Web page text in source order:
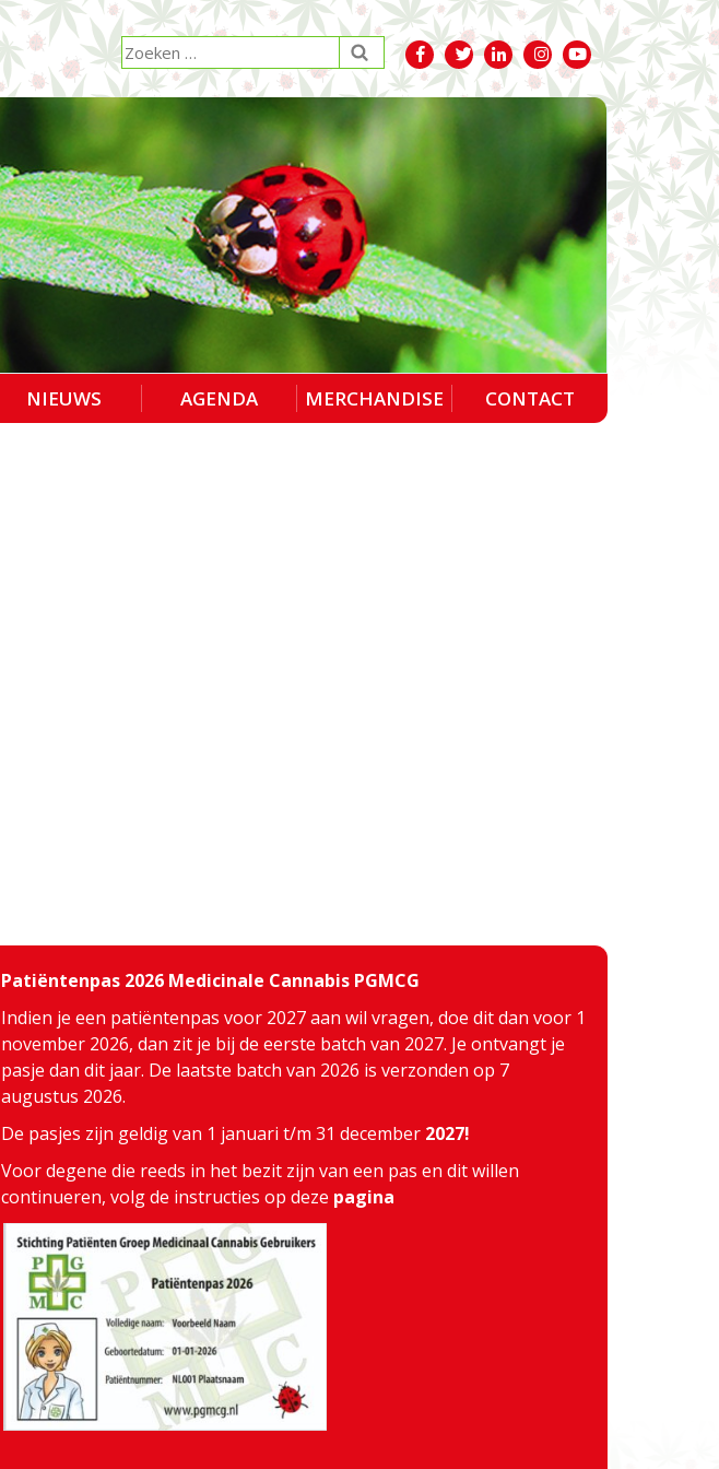
NIEUWS AGENDA MERCHANDISE CONTACT
Patiëntenpas 2026 Medicinale Cannabis PGMCG
Indien je een patiëntenpas voor 2027 aan wil vragen, doe dit dan voor 1
november 2026, dan zit je bij de eerste batch van 2027. Je ontvangt je
pasje dan dit jaar. De laatste batch van 2026 is verzonden op 7
augustus 2026.
De pasjes zijn geldig van 1 januari t/m 31 december 2027!
Voor degene die reeds in het bezit zijn van een pas en dit willen
continueren, volg de instructies op deze pagina